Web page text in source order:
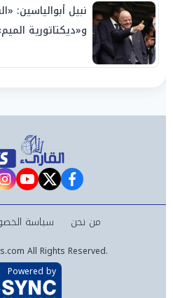
نبيل أبوالياسين:
و«ديكتاتورية
وإقالة «إنفانتينو»
facebook
twitter
من نحن سياسة
All Rights Reserved.
Powered by